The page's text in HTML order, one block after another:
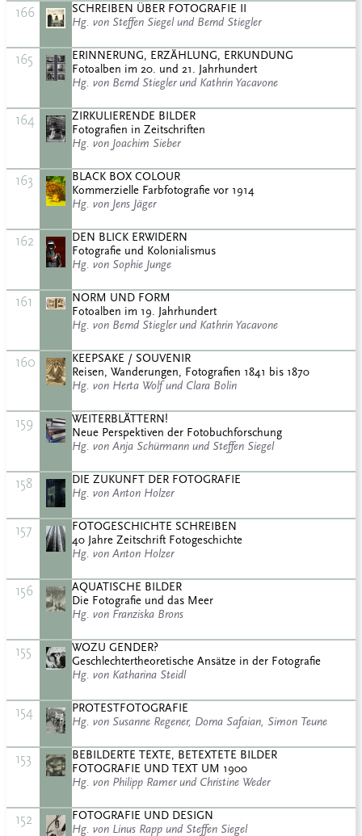
166
SCHREIBEN ÜBER FOTOGRAFIE II
Hg. von Steffen Siegel und Bernd Stiegler
165
ERINNERUNG, ERZÄHLUNG, ERKUNDUNG
Fotoalben im 20. und 21. Jahrhundert
Hg. von Bernd Stiegler und Kathrin Yacavone
164
ZIRKULIERENDE BILDER
Fotografien in Zeitschriften
Hg. von Joachim Sieber
163
BLACK BOX COLOUR
Kommerzielle Farbfotografie vor 1914
Hg. von Jens Jäger
162
DEN BLICK ERWIDERN
Fotografie und Kolonialismus
Hg. von Sophie Junge
161
NORM UND FORM
Fotoalben im 19. Jahrhundert
Hg. von Bernd Stiegler und Kathrin Yacavone
160
KEEPSAKE / SOUVENIR
Reisen, Wanderungen, Fotografien 1841 bis 1870
Hg. von Herta Wolf und Clara Bolin
159
WEITERBLÄTTERN!
Neue Perspektiven der Fotobuchforschung
Hg. von Anja Schürmann und Steffen Siegel
158
DIE ZUKUNFT DER FOTOGRAFIE
Hg. von Anton Holzer
157
FOTOGESCHICHTE SCHREIBEN
40 Jahre Zeitschrift Fotogeschichte
Hg. von Anton Holzer
156
AQUATISCHE BILDER
Die Fotografie und das Meer
Hg. von Franziska Brons
155
WOZU GENDER?
Geschlechtertheoretische Ansätze in der Fotografie
Hg. von Katharina Steidl
154
PROTESTFOTOGRAFIE
Hg. von Susanne Regener, Dorna Safaian, Simon Teune
153
BEBILDERTE TEXTE, BETEXTETE BILDER
FOTOGRAFIE UND TEXT UM 1900
Hg. von Philipp Ramer und Christine Weder
152
FOTOGRAFIE UND DESIGN
Hg. von Linus Rapp und Steffen Siegel